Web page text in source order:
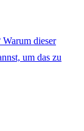
dieser
um das zu